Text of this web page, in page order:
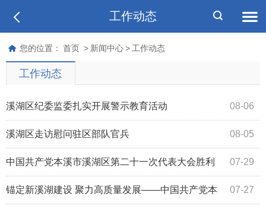
工作动态
您的位置： 首页 > 新闻中心 > 工作动态
工作动态
08-06
溪湖区纪委监委扎实开展警示教育活动
08-05
溪湖区走访慰问驻区部队官兵
07-29
中国共产党本溪市溪湖区第二十一次代表大会胜利
闭幕 07-27
锚定新溪湖建设 聚力高质量发展——中国共产党本